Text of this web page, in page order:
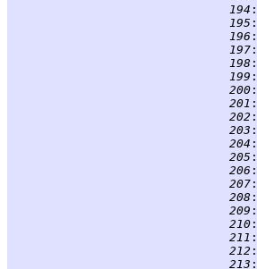
194 :
195 :
196 :
197 :
198 :
199 :
200 :
201 :
202 :
203 :
204 :
205 :
206 :
207 :
208 :
209 :
210 :
211 :
212 :
213 :